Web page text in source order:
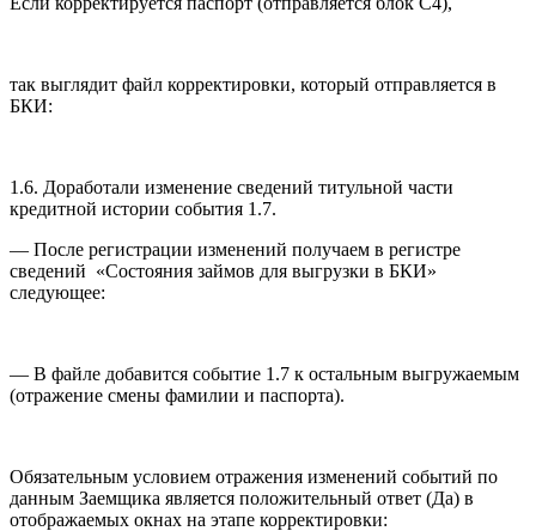
так выглядит файл корректировки, который отправляется в
БКИ:
1.6. Доработали изменение сведений титульной части
кредитной истории события 1.7.
— После регистрации изменений получаем в регистре
сведений «Состояния займов для выгрузки в БКИ»
следующее:
— В файле добавится событие 1.7 к остальным выгружаемым
(отражение смены фамилии и паспорта).
Обязательным условием отражения изменений событий по
данным Заемщика является положительный ответ (Да) в
отображаемых окнах на этапе корректировки: